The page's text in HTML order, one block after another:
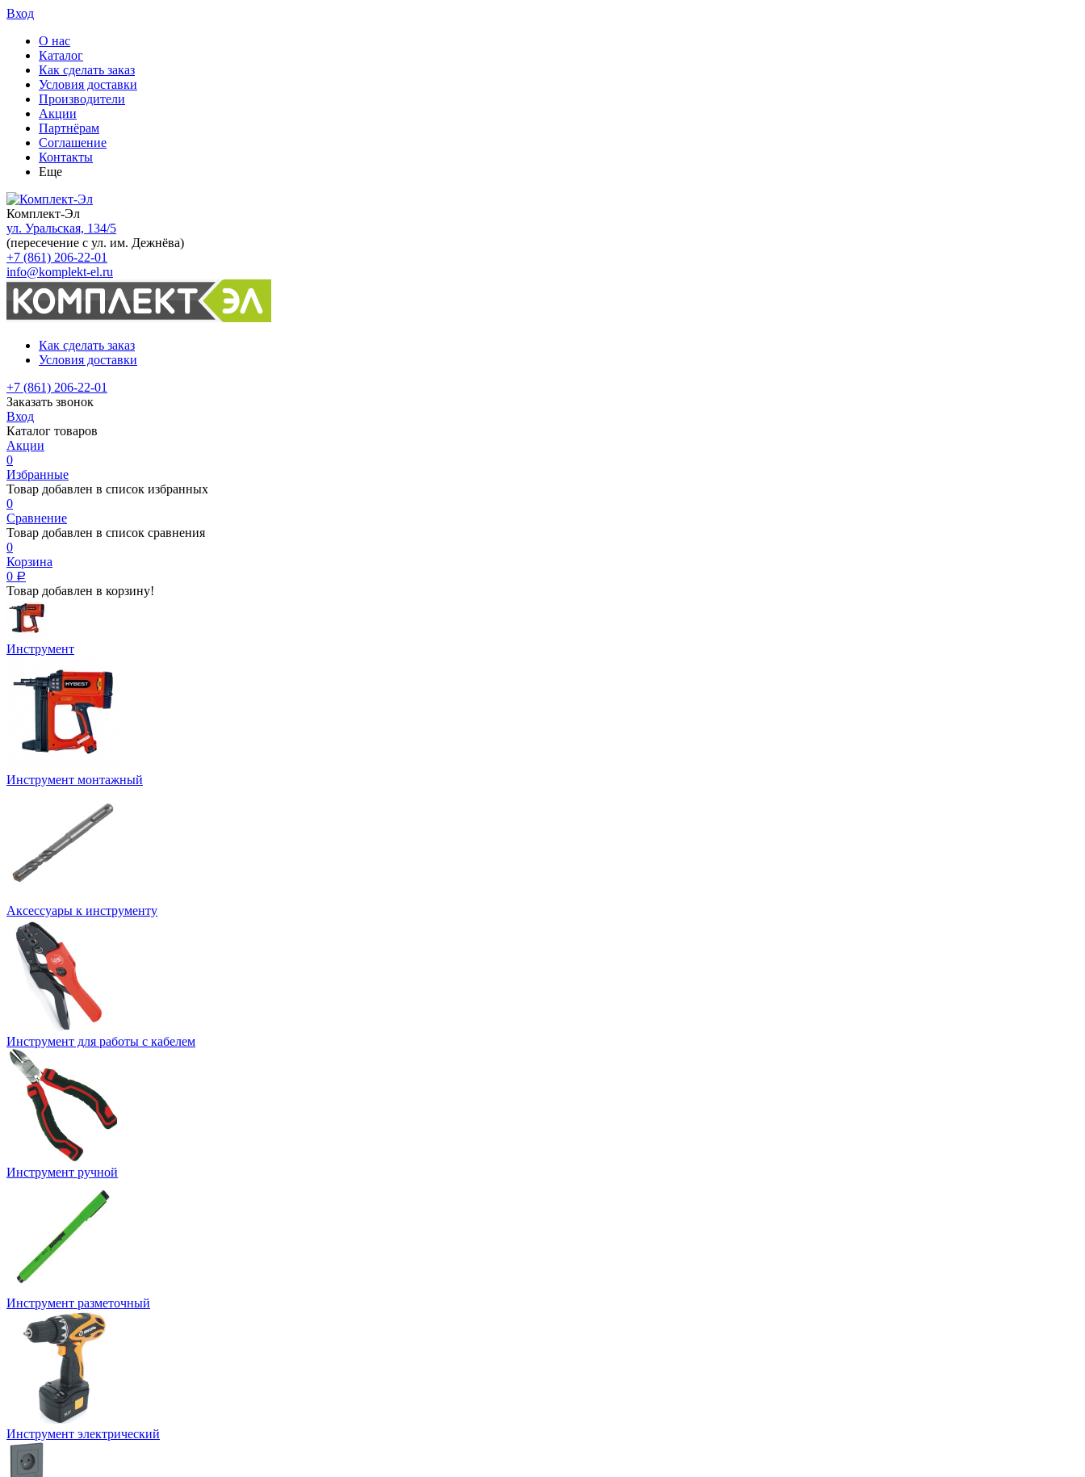
Вход
О нас
Каталог
Как сделать заказ
Условия доставки
Производители
Акции
Партнёрам
Соглашение
Контакты
Еще
Комплект-Эл
ул. Уральская, 134/5
(пересечение с ул. им. Дежнёва)
+7 (861) 206-22-01
info@komplekt-el.ru
Как сделать заказ
Условия доставки
+7 (861) 206-22-01
Заказать звонок
Вход
Каталог товаров
Акции
0
Избранные
Товар добавлен в список избранных
0
Сравнение
Товар добавлен в список сравнения
0
Корзина
0 Р
Товар добавлен в корзину!
Инструмент
Инструмент монтажный
Аксессуары к инструменту
Инструмент для работы с кабелем
Инструмент ручной
Инструмент разметочный
Инструмент электрический